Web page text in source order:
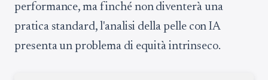
performance, ma finché non diventerà una
pratica standard, l'analisi della pelle con IA
presenta un problema di equità intrinseco.